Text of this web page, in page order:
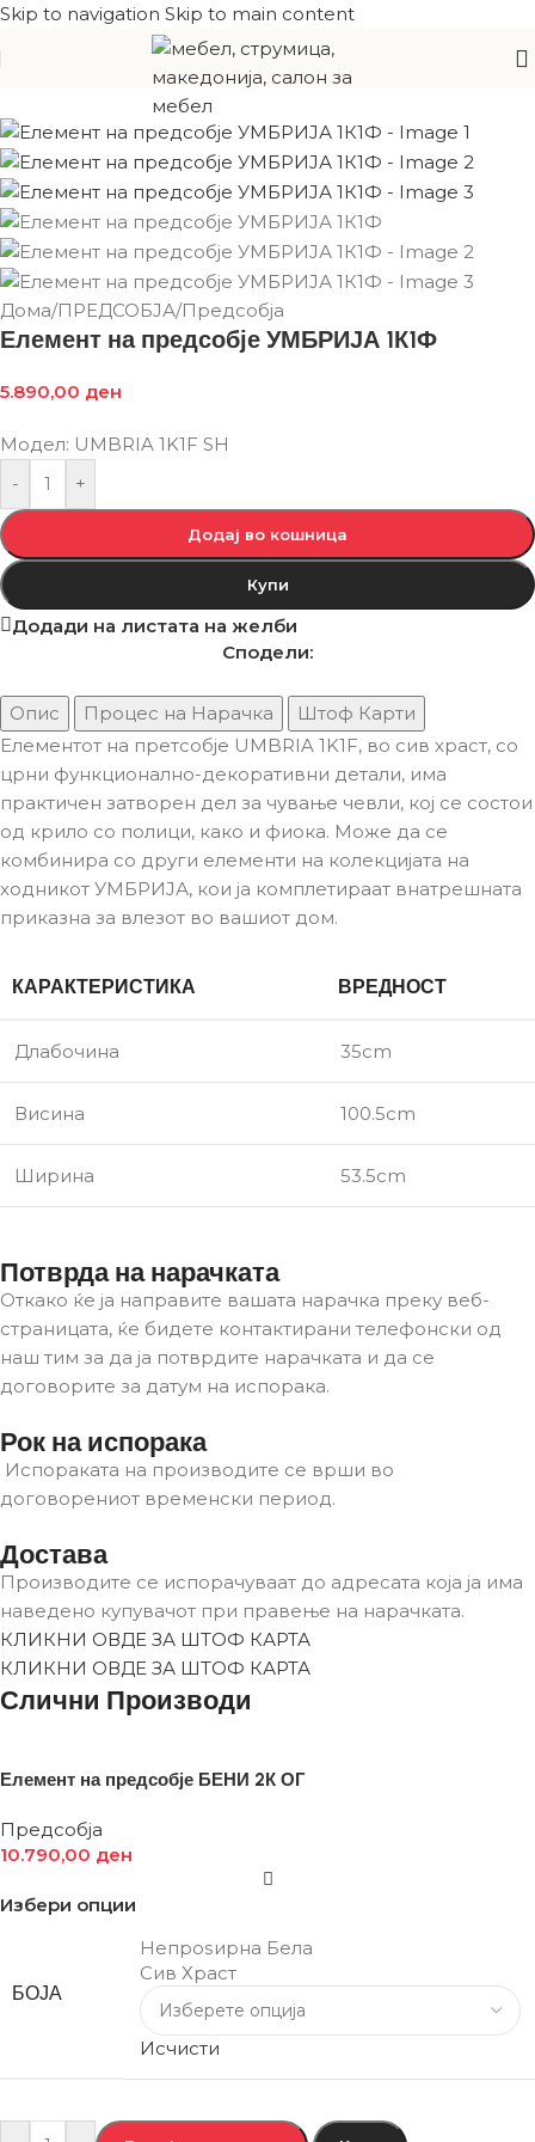
Skip to navigation Skip to main content
Дома/ПРЕДСОБЈА/Предсобја
Елемент на предсобје УМБРИЈА 1К1Ф
5.890,00 ден
Модел: UMBRIA 1K1F SH
-
+
Додај во кошница
Купи
Додади на листата на желби
Сподели:
Опис Процес на Нарачка
Штоф Карти
Елементот на претсобје UMBRIA 1K1F, во сив храст, со
црни функционално-декоративни детали, има
практичен затворен дел за чување чевли, кој се состои
од крило со полици, како и фиока. Може да се
комбинира со други елементи на колекцијата на
ходникот УМБРИЈА, кои ја комплетираат внатрешната
приказна за влезот во вашиот дом.
КАРАКТЕРИСТИКА ВРЕДНОСТ
Длабочина 35cm
Висина 100.5cm
Ширина 53.5cm
Потврда на нарачката
Откако ќе ја направите вашата нарачка преку веб-
страницата, ќе бидете контактирани телефонски од
наш тим за да ја потврдите нарачката и да се
договорите за датум на испорака.
Рок на испорака
Испораката на производите се врши во
договорениот временски период.
Достава
Производите се испорачуваат до адресата која ја има
наведено купувачот при правење на нарачката.
КЛИКНИ ОВДЕ ЗА ШТОФ КАРТА
КЛИКНИ ОВДЕ ЗА ШТОФ КАРТА
Слични Производи
Елемент на предсобје БЕНИ 2К ОГ
Предсобја
10.790,00 ден
Избери опции
БОЈА
Непроѕирна Бела
Сив Храст
Исчисти